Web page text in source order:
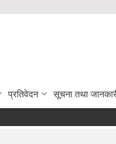
प्रतिवेदन सूचना तथा